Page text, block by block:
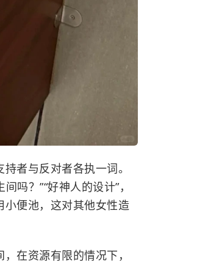
者与反对者各执一词。
吗？”“好神人的设计”，
便池，这对其他女性造
在资源有限的情况下，